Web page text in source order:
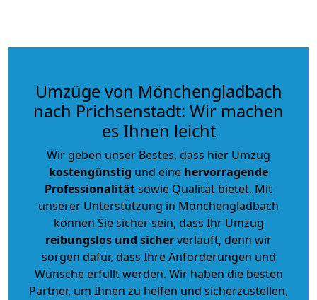
Umzüge von Mönchengladbach
nach Prichsenstadt: Wir machen
es Ihnen leicht
Wir geben unser Bestes, dass hier Umzug
kostengünstig und eine hervorragende
Professionalitätsowie Qualität bietet. Mit
unserer Unterstützung in Mönchengladbach
können Sie sicher sein, dass Ihr Umzug
reibungslos und sicherverläuft, denn wir
sorgen dafür, dass Ihre Anforderungen und
Wünsche erfüllt werden. Wir haben die besten
Partner, um Ihnen zu helfen und sicherzustellen,